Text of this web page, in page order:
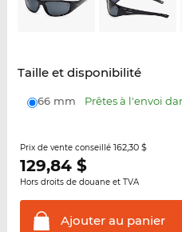
Taille et disponibilité
66 mm Prêtes à l'envoi
Prix de vente conseillé 162,30 $
129,84$
Hors droits de douane et TVA
Ajouter au panier